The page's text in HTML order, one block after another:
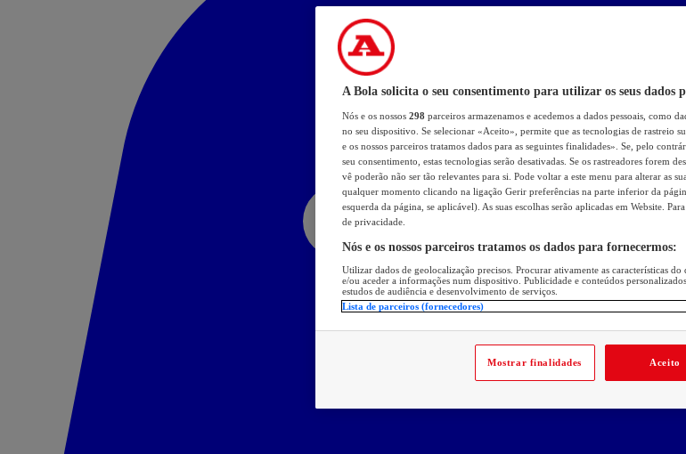
A Bola solicita o seu consentimento para utilizar os seus dados
Nós e os nossos 298 parceiros armazenamos e acedemos a dados pessoais, como
no seu dispositivo. Se selecionar «Aceito», permite que as tecnologias de rastreio
e os nossos parceiros tratamos dados para as seguintes finalidades». Se, pelo
seu consentimento, estas tecnologias serão desativadas. Se os rastreadores forem
vê poderão não ser tão relevantes para si. Pode voltar a este menu para alterar as
qualquer momento clicando na ligação Gerir preferências na parte inferior da
esquerda da página, se aplicável). As suas escolhas serão aplicadas em Website.
de privacidade.
Nós e os nossos parceiros tratamos os dados para fornecermos:
Utilizar dados de geolocalização precisos. Procurar ativamente as características
e/ou aceder a informações num dispositivo. Publicidade e conteúdos
estudos de audiência e desenvolvimento de serviços.
Lista de parceiros (fornecedores)
Mostrar finalidades Aceito